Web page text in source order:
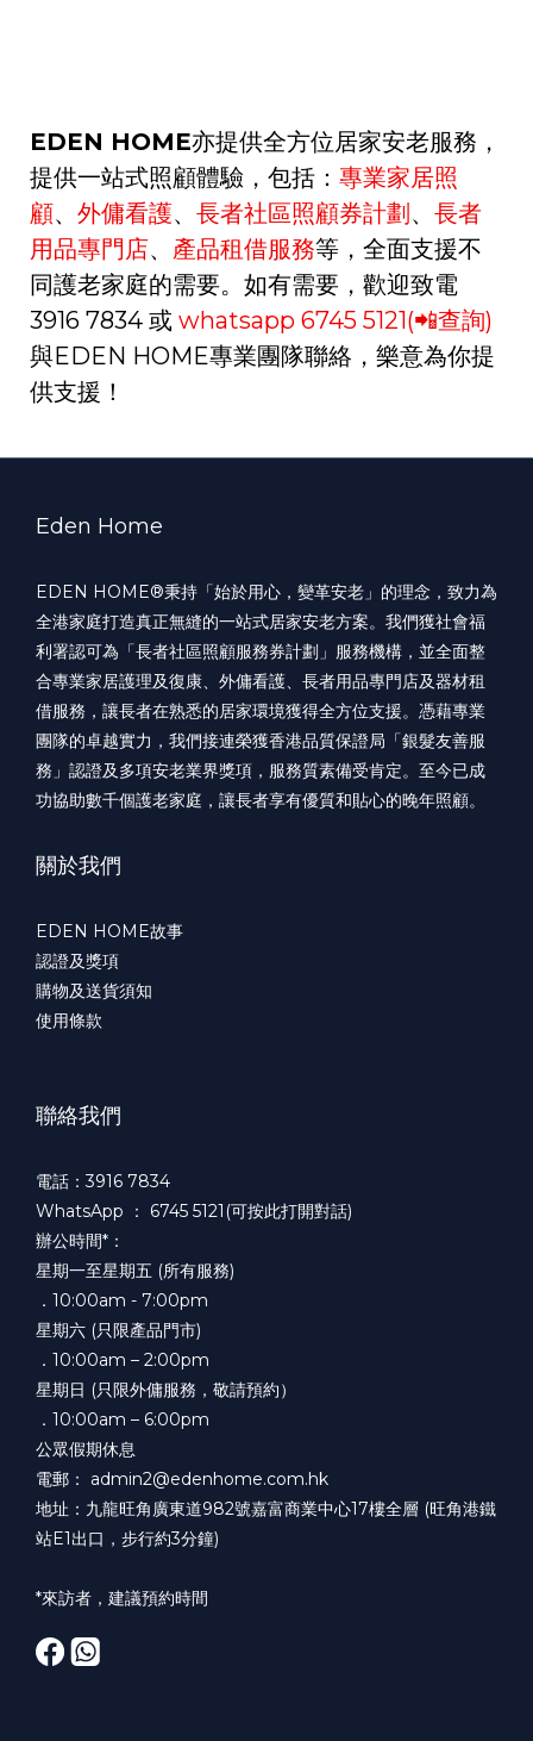
EDEN HOME亦提供全方位居家安老服務，
提供一站式照顧體驗，包括： 專業家居照
顧、 外傭看護、 長者社區照顧券計劃 、 長者
用品專門店、 產品租借服務等，全面支援不
同護老家庭的需要。如有需要，歡迎致電
3916 7834 或 whatsapp 6745 5121(📲查詢)
與EDEN HOME專業團隊聯絡，樂意為你提
供支援！
Eden Home
EDEN HOME®️秉持「始於用心，變革安老」的理念，致力為
全港家庭打造真正無縫的一站式居家安老方案。我們獲社會福
利署認可為「長者社區照顧服務券計劃」服務機構，並全面整
合專業家居護理及復康、外傭看護、長者用品專門店及器材租
借服務，讓長者在熟悉的居家環境獲得全方位支援。憑藉專業
團隊的卓越實力，我們接連榮獲香港品質保證局「銀髮友善服
務」認證及多項安老業界獎項，服務質素備受肯定。至今已成
功協助數千個護老家庭，讓長者享有優質和貼心的晚年照顧。
關於我們
EDEN HOME故事
認證及獎項
購物及送貨須知
使用條款
聯絡我們
電話：3916 7834
WhatsApp ： 6745 5121(可按此打開對話)
辦公時間*：
星期一至星期五 (所有服務)
．10:00am - 7:00pm
星期六 (只限產品門市)
．10:00am – 2:00pm
星期日 (只限外傭服務，敬請預約）
．10:00am – 6:00pm
公眾假期休息
電郵： admin2@edenhome.com.hk
地址：九龍旺角廣東道982號嘉富商業中心17樓全層 (旺角港鐵
站E1出口，步行約3分鐘)
*來訪者，建議預約時間